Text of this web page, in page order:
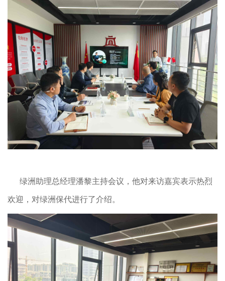
绿洲助理总经理潘黎主持会议，他对来访嘉宾表示热烈
欢迎，对绿洲保代进行了介绍。